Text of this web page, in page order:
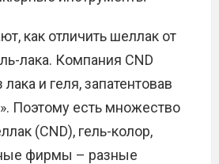
как отличить шеллак от
лака. Компания CND
и геля, запатентовав
Поэтому есть множество
(CND), гель-колор,
фирмы – разные